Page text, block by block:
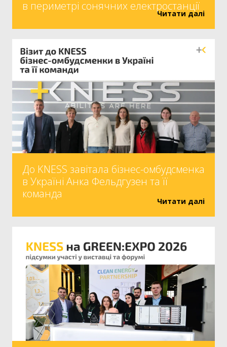
в периметрі сонячних електростанції
Читати далі
До KNESS завітала бізнес-омбудсменка
в Україні Анка Фельдгузен та її
команда
Читати далі